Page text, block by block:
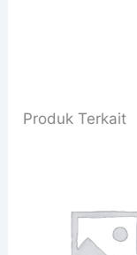
Produk Terkait